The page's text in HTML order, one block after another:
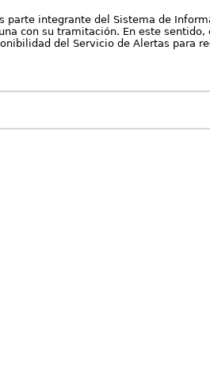
integrante del Sistema de
con su tramitación. En este
del Servicio de Alertas para